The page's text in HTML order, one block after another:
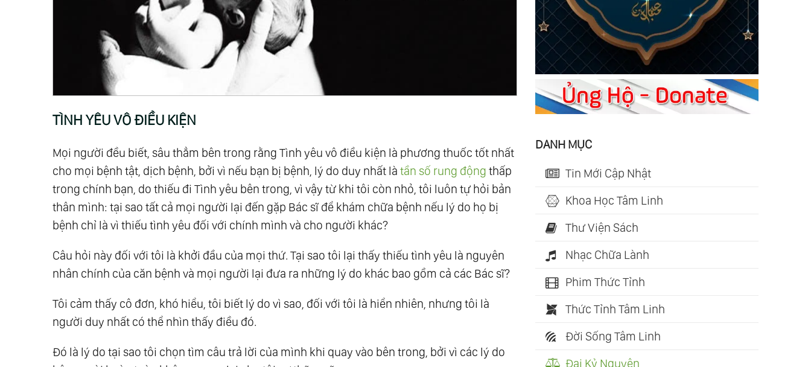
TÌNH YÊU VÔ ĐIỀU KIỆN
Mọi người đều biết, sâu thẳm bên trong rằng Tình yêu vô điều kiện là phương thuốc tốt nhất
cho mọi bệnh tật, dịch bệnh, bởi vì nếu bạn bị bệnh, lý do duy nhất là tần số rung động thấp
trong chính bạn, do thiếu đi Tình yêu bên trong, vì vậy từ khi tôi còn nhỏ, tôi luôn tự hỏi bản
thân mình: tại sao tất cả mọi người lại đến gặp Bác sĩ để khám chữa bệnh nếu lý do họ bị
bệnh chỉ là vì thiếu tình yêu đối với chính mình và cho người khác?
Câu hỏi này đối với tôi là khởi đầu của mọi thứ. Tại sao tôi lại thấy thiếu tình yêu là nguyên
nhân chính của căn bệnh và mọi người lại đưa ra những lý do khác bao gồm cả các Bác sĩ?
Tôi cảm thấy cô đơn, khó hiểu, tôi biết lý do vì sao, đối với tôi là hiển nhiên, nhưng tôi là
người duy nhất có thể nhìn thấy điều đó.
Đó là lý do tại sao tôi chọn tìm câu trả lời của mình khi quay vào bên trong, bởi vì các lý do
DANH MỤC
Tin Mới Cập Nhật
Khoa Học Tâm Linh
Thư Viện Sách
Nhạc Chữa Lành
Phim Thức Tỉnh
Thức Tỉnh Tâm Linh
Đời Sống Tâm Linh
Đại Kỷ Nguyên